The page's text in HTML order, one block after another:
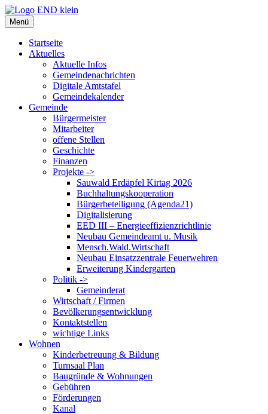
Zum
Inhalt
springen
Menü
Startseite
Aktuelles
Aktuelle Infos
Gemeindenachrichten
Digitale Amtstafel
Gemeindekalender
Gemeinde
Bürgermeister
Mitarbeiter
offene Stellen
Geschichte
Finanzen
Projekte ->
Sauwald Erdäpfel Kirtag 2026
Buchhaltungskooperation
Bürgerbeteiligung (Agenda21)
Digitalisierung
EED III – Energieeffizienzrichtlinie
Neubau Gemeindeamt u. Musik
Mensch.Wald.Wirtschaft
Neubau Einsatzzentrale Feuerwehren
Erweiterung Kindergarten
Politik ->
Gemeinderat
Wirtschaft / Firmen
Bevölkerungsentwicklung
Kontaktstellen
wichtige Links
Wohnen
Kinderbetreuung & Bildung
Turnsaal Plan
Baugründe & Wohnungen
Gebühren
Förderungen
Kanal